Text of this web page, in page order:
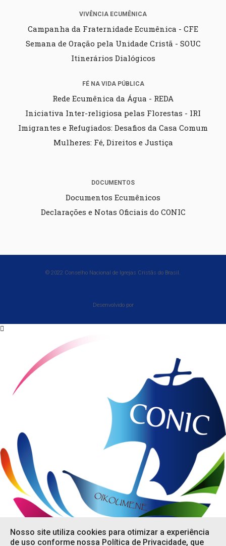
VIVÊNCIA ECUMÊNICA
Campanha da Fraternidade Ecumênica - CFE
Semana de Oração pela Unidade Cristã - SOUC
Itinerários Dialógicos
FÉ NA VIDA PÚBLICA
Rede Ecumênica da Água - REDA
Iniciativa Inter-religiosa pelas Florestas - IRI
Imigrantes e Refugiados: Desafios da Casa Comum
Mulheres: Fé, Direitos e Justiça
DOCUMENTOS
Documentos Ecumênicos
Declarações e Notas Oficiais do CONIC
© 2022 Conselho Nacional de Igrejas Cristãs do Brasil.
Desenvolvido por
Nosso site utiliza cookies para otimizar a experiência
de uso conforme nossa Política de Privacidade, que